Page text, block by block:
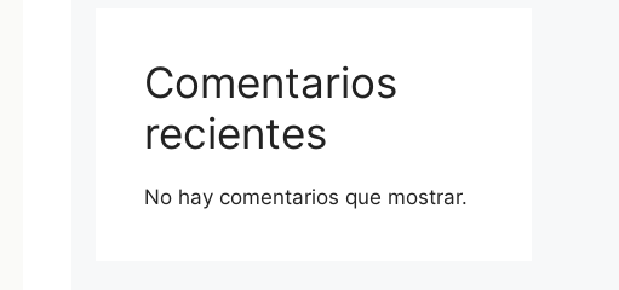
Comentarios
recientes
No hay comentarios que mostrar.